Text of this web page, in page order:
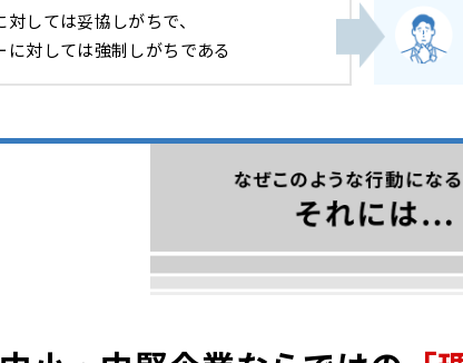
対しては妥協しがちで、
に対しては強制しがちである